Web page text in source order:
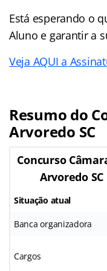
Está esperando o
Aluno e garantir a
Veja AQUI a
Resumo do
Arvoredo SC
Concurso
Arvoredo SC
Situação atual
Banca organizadora
Cargos